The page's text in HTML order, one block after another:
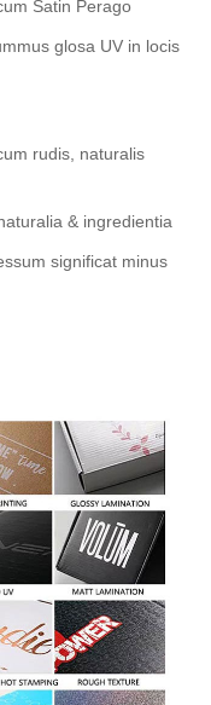
Satin Perago
glosa UV in locis
rudis, naturalis
& ingredientia
significat minus